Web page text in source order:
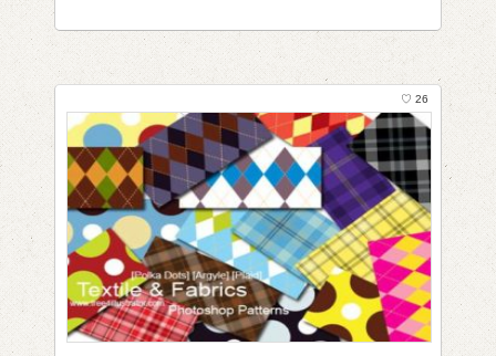
♡ 26